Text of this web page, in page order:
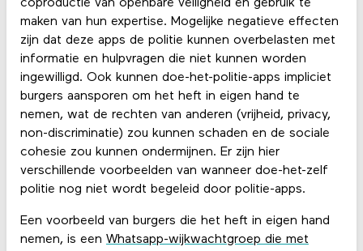
coproductie van openbare veiligheid en gebruik te
maken van hun expertise. Mogelijke negatieve effecten
zijn dat deze apps de politie kunnen overbelasten met
informatie en hulpvragen die niet kunnen worden
ingewilligd. Ook kunnen doe-het-politie-apps impliciet
burgers aansporen om het heft in eigen hand te
nemen, wat de rechten van anderen (vrijheid, privacy,
non-discriminatie) zou kunnen schaden en de sociale
cohesie zou kunnen ondermijnen. Er zijn hier
verschillende voorbeelden van wanneer doe-het-zelf
politie nog niet wordt begeleid door politie-apps.
Een voorbeeld van burgers die het heft in eigen hand
nemen, is een Whatsapp-wijkwachtgroep die met